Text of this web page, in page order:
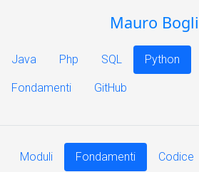
Mauro
Java Php SQL Python
Fondamenti GitHub
Moduli Fondamenti Codice